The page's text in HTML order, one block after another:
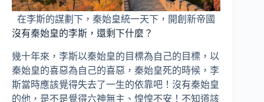
在李斯的謀劃下，秦始皇統一天下，開創新帝國
沒有秦始皇的李斯，還剩下什麼？
幾十年來，李斯以秦始皇的目標為自己的目標，以
秦始皇的喜惡為自己的喜惡，秦始皇死的時候，李
斯當時應該覺得失去了一生的依靠吧！沒有秦始皇
的他，是不是覺得六神無主、惶惶不安！不知道該